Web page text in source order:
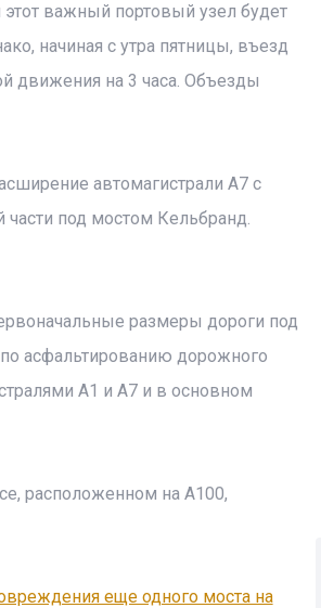
важный портовый узел будет
начиная с утра пятницы, въезд
движения на 3 часа. Объезды
автомагистрали А7 с
под мостом Кельбранд.
размеры дороги под
асфальтированию дорожного
А1 и А7 и в основном
расположенном на A100,
еще одного моста на